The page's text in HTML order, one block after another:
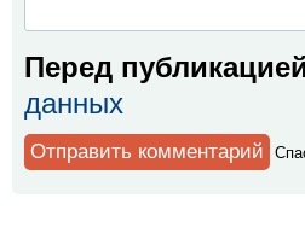
Перед
данных